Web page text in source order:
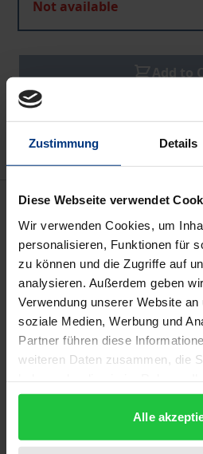
Zustimmung Details
Diese Webseite verwendet
Wir verwenden Cookies, um
personalisieren, Funktionen für
zu können und die Zugriffe auf
analysieren. Außerdem geben
Verwendung unserer Website
soziale Medien, Werbung und
Partner führen diese
weiteren Daten zusammen, die
gesammelt haben.
Alle
Not available
Add to
Add to Wish List
Delivery cost notice
Description
Anders als das deutsche
lässt der Entwurf einer
Einführung der Europäischen
Geschäftsführungsorgan
zu. Anlass genug, die
in Deutschland juristischen
Zentrales Problem der
juristische Personen ist, dass